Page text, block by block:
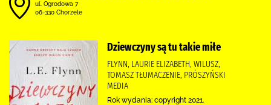
ul. Ogrodowa 7
06-330 Chorzele
Dziewczyny są tu takie miłe
FLYNN, LAURIE ELIZABETH, WILUSZ,
TOMASZ TŁUMACZENIE, PRÓSZYŃSKI
MEDIA
Rok wydania: copyright 2021.